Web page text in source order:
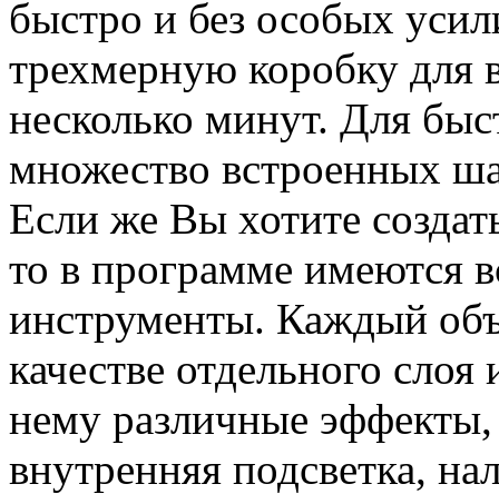
быстро и без особых
трехмерную коробку для
несколько минут. Для
множество встроенных
Если же Вы хотите
то в программе имеются
инструменты. Каждый
качестве отдельного
нему различные
внутренняя подсветка,